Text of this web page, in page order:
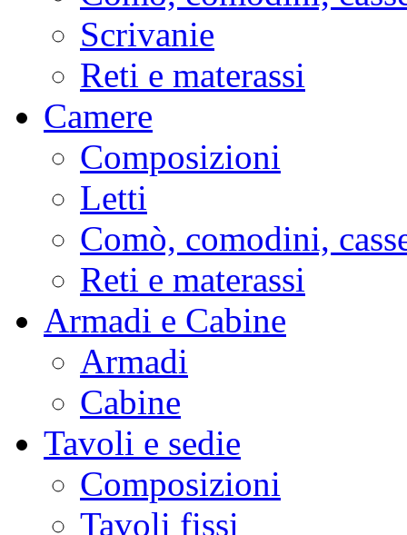
Scrivanie
Reti e materassi
Camere
Composizioni
Letti
Comò, comodini,
Reti e materassi
Armadi e Cabine
Armadi
Cabine
Tavoli e sedie
Composizioni
Tavoli fissi